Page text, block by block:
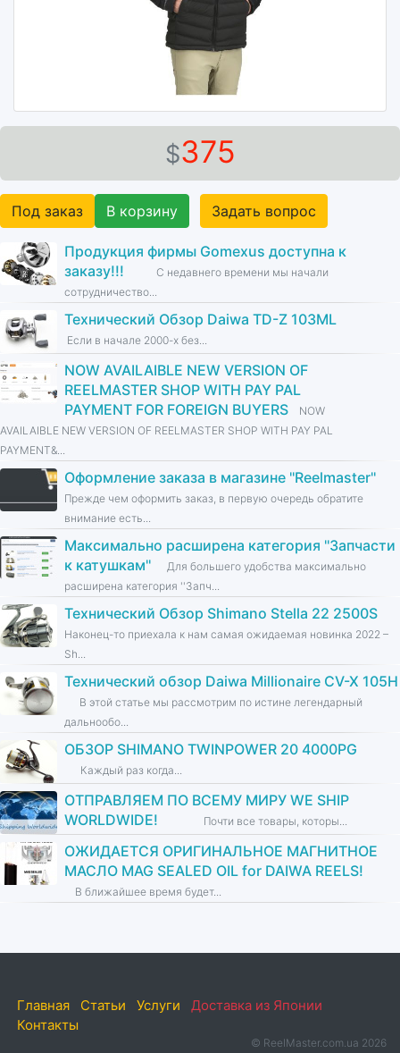
$375
Под заказ В корзину Задать вопрос
Продукция фирмы Gomexus доступна к
заказу!!!
С недавнего времени мы начали
сотрудничество...
Технический Обзор Daiwa TD-Z 103ML
Если в начале 2000-х без...
NOW AVAILAIBLE NEW VERSION OF
REELMASTER SHOP WITH PAY PAL
PAYMENT FOR FOREIGN BUYERS
NOW
AVAILAIBLE NEW VERSION OF REELMASTER SHOP WITH PAY PAL
PAYMENT&...
Оформление заказа в магазине ''Reelmaster''
Прежде чем оформить заказ, в первую очередь обратите
внимание есть...
Максимально расширена категория ''Запчасти
к катушкам''
Для большего удобства максимально
расширена категория ''Запч...
Технический Обзор Shimano Stella 22 2500S
Наконец-то приехала к нам самая ожидаемая новинка 2022 –
Sh...
Технический обзор Daiwa Millionaire CV-X 105H
В этой статье мы рассмотрим по истине легендарный
дальнообо...
ОБЗОР SHIMANO TWINPOWER 20 4000PG
Каждый раз когда...
ОТПРАВЛЯЕМ ПО ВСЕМУ МИРУ WE SHIP
WORLDWIDE!
Почти все товары, которы...
ОЖИДАЕТСЯ ОРИГИНАЛЬНОЕ МАГНИТНОЕ
МАСЛО MAG SEALED OIL for DAIWA REELS!
В ближайшее время будет...
Главная Статьи Услуги
Доставка из Японии
Контакты
© ReelMaster.com.ua 2026